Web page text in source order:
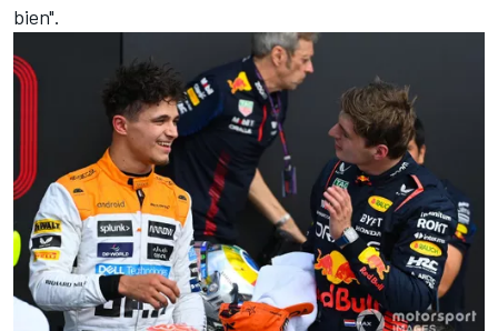
bien".